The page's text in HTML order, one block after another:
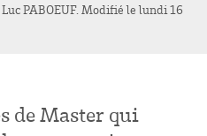
LucPABOEUF. Modifié le lundi 16
de Master qui